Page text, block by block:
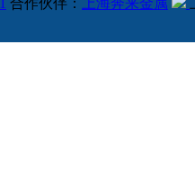
合作伙伴： 上海奔来金属